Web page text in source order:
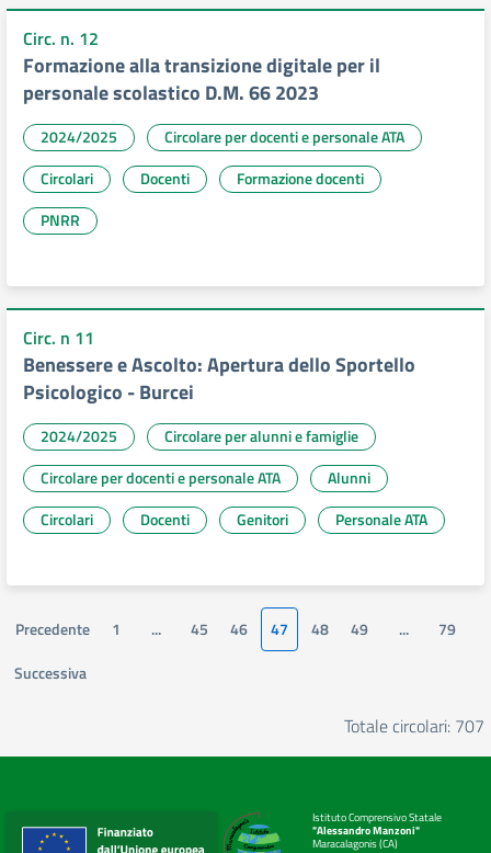
Circ. n. 12
Formazione alla transizione digitale per il
personale scolastico D.M. 66 2023
2024/2025
Circolare per docenti e personale ATA
Circolari
Docenti
Formazione docenti
PNRR
Circ. n 11
Benessere e Ascolto: Apertura dello Sportello
Psicologico - Burcei
2024/2025
Circolare per alunni e famiglie
Circolare per docenti e personale ATA
Alunni
Circolari
Docenti Genitori Personale ATA
Precedente 1 ... 45 46 47 48 49 ...
79
Successiva
Totale circolari: 707
Istituto Comprensivo Statale
"Alessandro Manzoni"
Maracalagonis (CA)